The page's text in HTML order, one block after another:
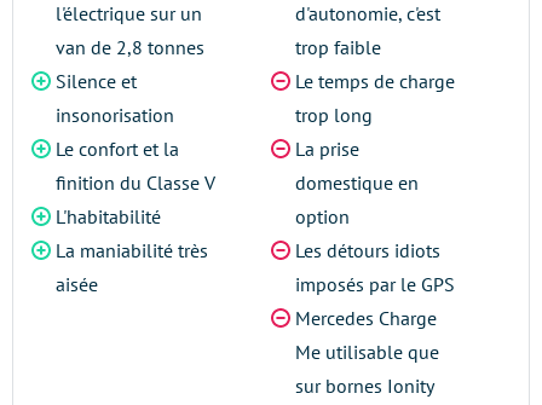
l'électrique sur un
van de 2,8 tonnes
Silence et
insonorisation
Le confort et la
finition du Classe V
L'habitabilité
La maniabilité très
aisée
d'autonomie, c'est
trop faible
Le temps de charge
trop long
La prise
domestique en
option
Les détours idiots
imposés par le GPS
Mercedes Charge
Me utilisable que
sur bornes Ionity